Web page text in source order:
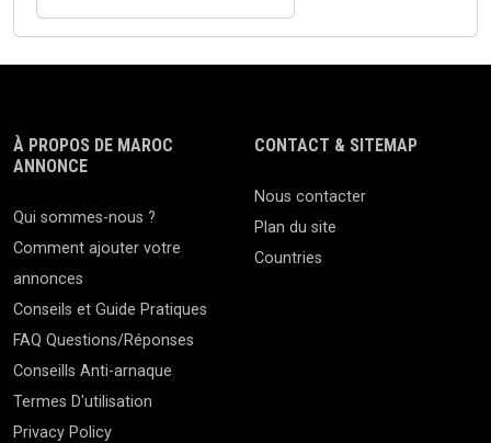
À PROPOS DE MAROC
ANNONCE
Qui sommes-nous ?
Comment ajouter votre
annonces
Conseils et Guide Pratiques
FAQ Questions/Réponses
Conseills Anti-arnaque
Termes D'utilisation
Privacy Policy
CONTACT & SITEMAP
Nous contacter
Plan du site
Countries